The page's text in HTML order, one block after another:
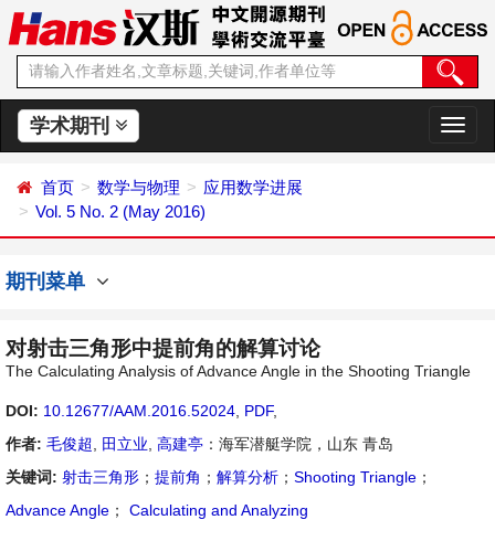
学术期刊
切
换
首页 数学与物理
应用数学进展
Vol. 5 No. 2 (May 2016)
期刊菜单
对射击三角形中提前角的解算讨论
The Calculating Analysis of Advance Angle in the Shooting Triangle
DOI: 10.12677/AAM.2016.52024 PDF,
作者: 毛俊超 田立业 高建亭 ：海军潜艇学院，山东 青岛
关键词: 射击三角形 ； 提前角 ； 解算分析 ； Shooting Triangle ；
Advance Angle ； Calculating and Analyzing